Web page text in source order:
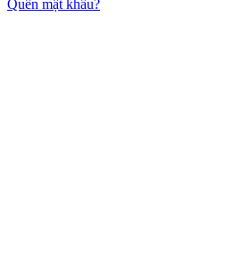
Quên mật khẩu?